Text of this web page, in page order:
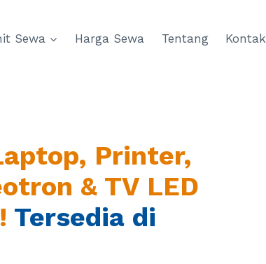
Sewa Harga Sewa Tentang Kontak
Printer,
& TV LED
Tersedia di